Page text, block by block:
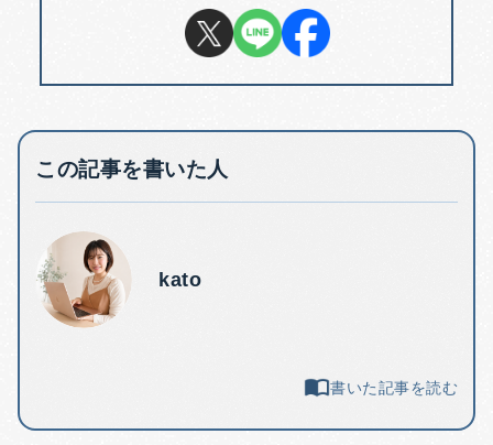
この記事を書いた人
kato
書いた記事を読む